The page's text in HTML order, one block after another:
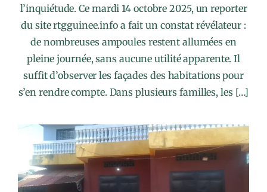
l’inquiétude. Ce mardi 14 octobre 2025, un reporter
du site rtgguinee.info a fait un constat révélateur :
de nombreuses ampoules restent allumées en
pleine journée, sans aucune utilité apparente. Il
suffit d’observer les façades des habitations pour
s’en rendre compte. Dans plusieurs familles, les […]